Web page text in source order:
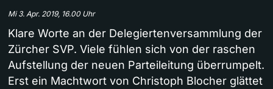
Mi 3. Apr. 2019, 16.00 Uhr
Klare Worte an der Delegiertenversammlung der
Zürcher SVP. Viele fühlen sich von der raschen
Aufstellung der neuen Parteileitung überrumpelt.
Erst ein Machtwort von Christoph Blocher glättet